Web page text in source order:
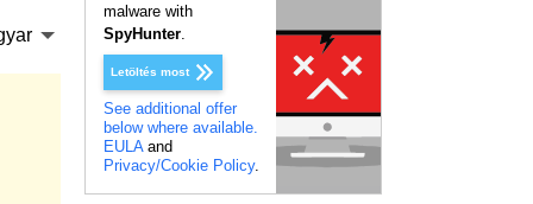
malware with
SpyHunter.
Letöltés most
See additional offer
below where available.
EULAand
Privacy/Cookie Policy.